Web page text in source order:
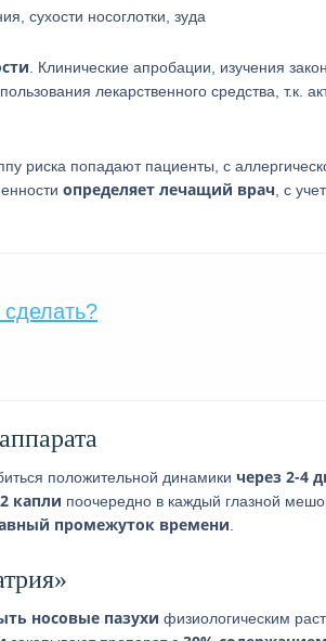
сухости носоглотки, зуда
. Клинические апробации, изучения
лекарственного средства, т.к.
риска попадают пациенты, с
определяет лечащий врач , с
положительной динамики через 2-4
капли поочередно в каждый глазной
промежуток времени
носовые пазухи физиологическим